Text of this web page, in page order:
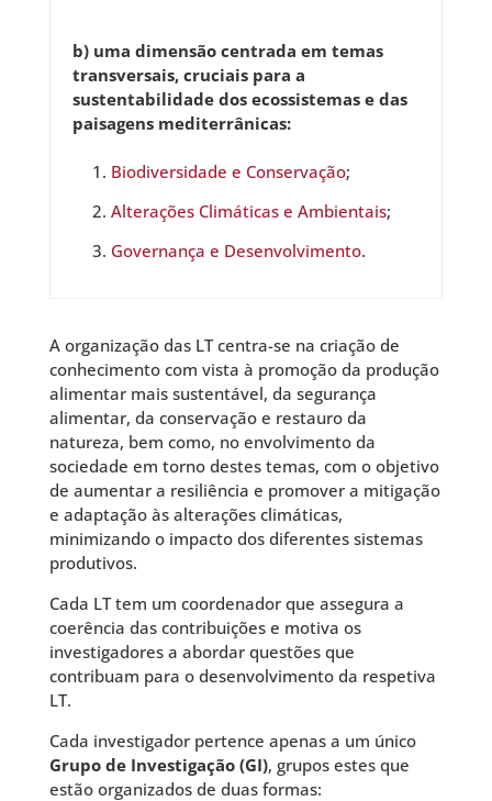
b) uma dimensão centrada em temas
transversais, cruciais para a
sustentabilidade dos ecossistemas e das
paisagens mediterrânicas:
Biodiversidade e Conservação;
Alterações Climáticas e Ambientais;
Governança e Desenvolvimento.
A organização das LT centra-se na criação de
conhecimento com vista à promoção da produção
alimentar mais sustentável, da segurança
alimentar, da conservação e restauro da
natureza, bem como, no envolvimento da
sociedade em torno destes temas, com o objetivo
de aumentar a resiliência e promover a mitigação
e adaptação às alterações climáticas,
minimizando o impacto dos diferentes sistemas
produtivos.
Cada LT tem um coordenador que assegura a
coerência das contribuições e motiva os
investigadores a abordar questões que
contribuam para o desenvolvimento da respetiva
LT.
Cada investigador pertence apenas a um único
Grupo de Investigação (GI), grupos estes que
estão organizados de duas formas: